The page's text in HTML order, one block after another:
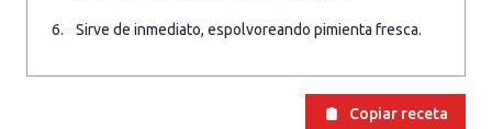
Sirve de inmediato, espolvoreando pimienta fresca.
Copiar receta